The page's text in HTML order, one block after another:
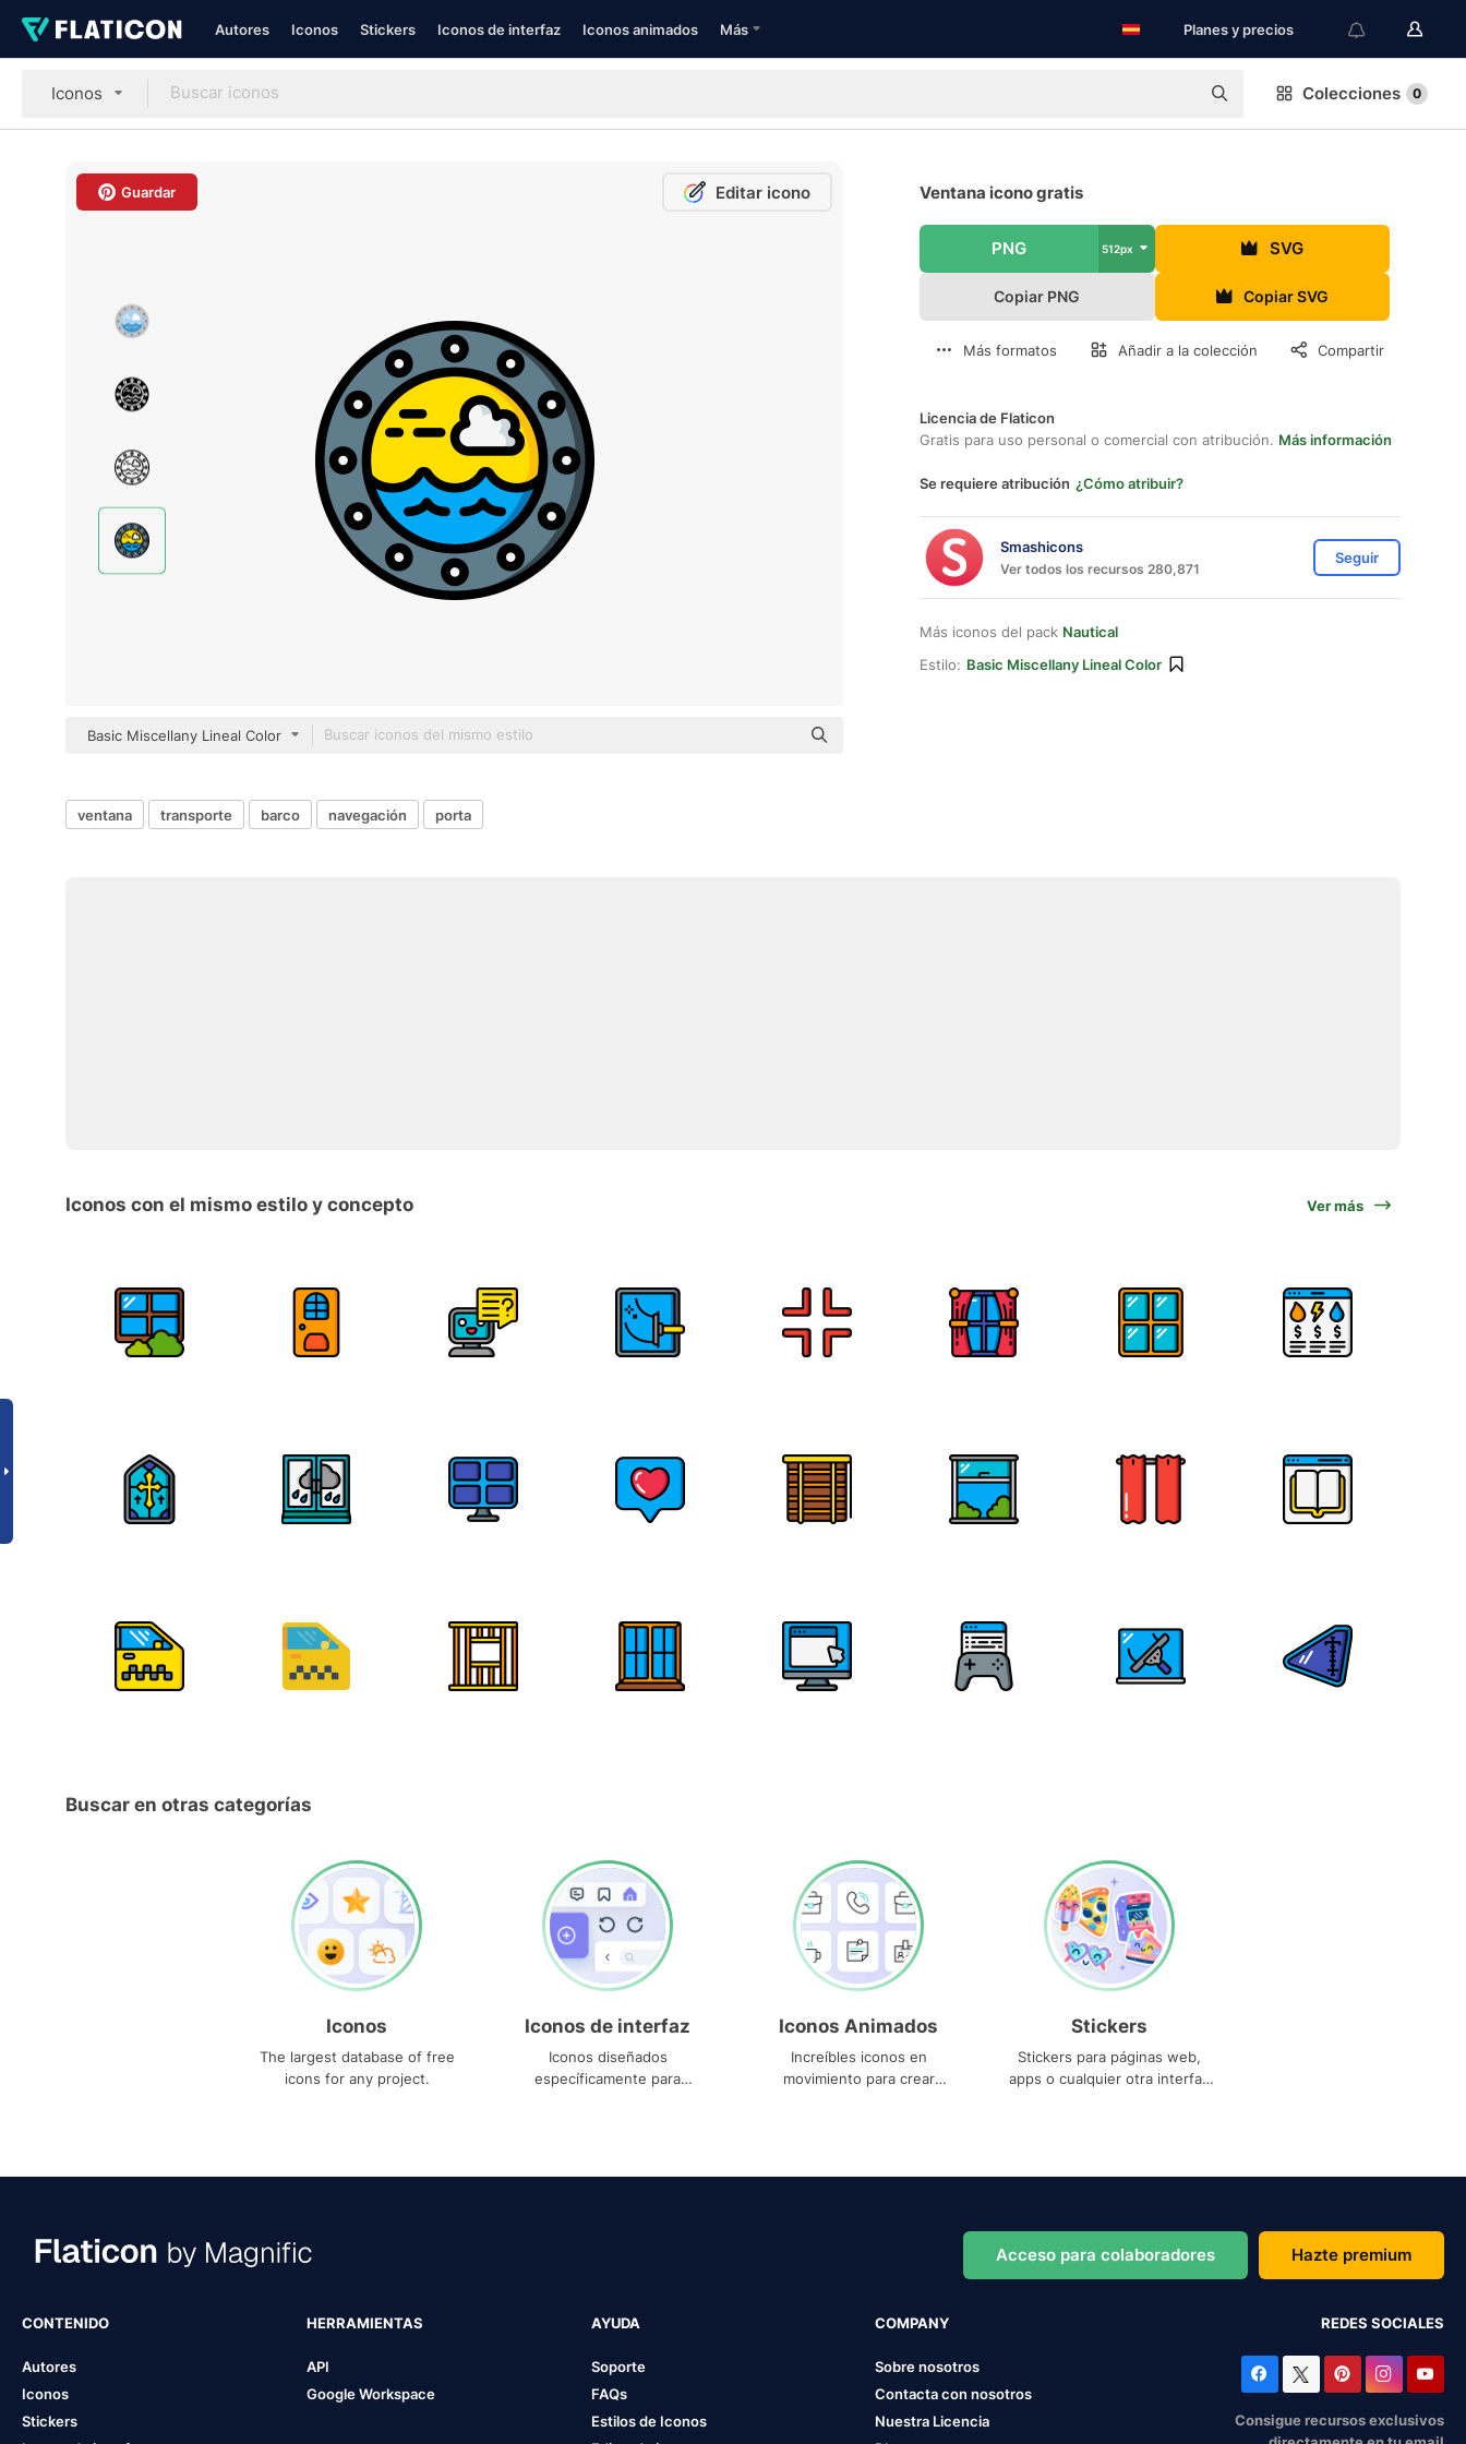
Autores Iconos Stickers Iconos de interfaz Iconos animados Más Planes y precios
Iconos Colecciones 0
Guardar Editar icono
Basic Miscellany Lineal Color
Ventana icono gratis
PNG 512px SVG
Copiar PNG Copiar SVG
Más formatos Añadir a la colección Compartir
Licencia de Flaticon
Gratis para uso personal o comercial con atribución. Más información
Se requiere atribución ¿Cómo atribuir?
Smashicons
Ver todos los recursos 280,871
Seguir
Más iconos del pack Nautical
Estilo: Basic Miscellany Lineal Color
ventana transporte barco navegación porta
Iconos con el mismo estilo y concepto Ver más
Buscar en otras categorías
Iconos
The largest database of free
icons for any project.
Iconos de interfaz
Iconos diseñados
específicamente para
Iconos Animados
Increíbles iconos en
movimiento para crear
Stickers
Stickers para páginas web,
apps o cualquier otra interfaz
Acceso para colaboradores Hazte premium
CONTENIDO
Autores
Iconos
Stickers
HERRAMIENTAS
API
Google Workspace
AYUDA
Soporte
FAQs
Estilos de Iconos
COMPANY
Sobre nosotros
Contacta con nosotros
Nuestra Licencia
REDES SOCIALES
Consigue recursos exclusivos